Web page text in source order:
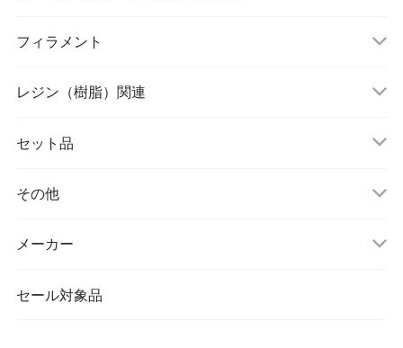
フィラメント
レジン（樹脂）関連
セット品
その他
メーカー
セール対象品